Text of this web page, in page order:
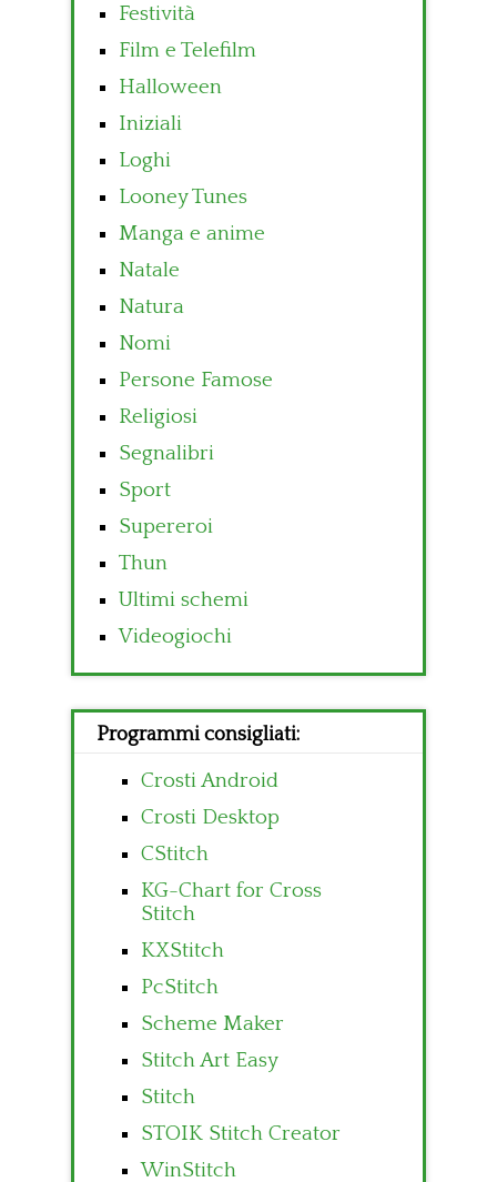
Festività
Film e Telefilm
Halloween
Iniziali
Loghi
Looney Tunes
Manga e anime
Natale
Natura
Nomi
Persone Famose
Religiosi
Segnalibri
Sport
Supereroi
Thun
Ultimi schemi
Videogiochi
Programmi consigliati:
Crosti Android
Crosti Desktop
CStitch
KG-Chart for Cross
Stitch
KXStitch
PcStitch
Scheme Maker
Stitch Art Easy
Stitch
STOIK Stitch Creator
WinStitch